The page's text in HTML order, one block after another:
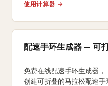
使用计算器 →
配速手环生成器 — 可
免费在线配速手环生成器，
创建可折叠的马拉松配速